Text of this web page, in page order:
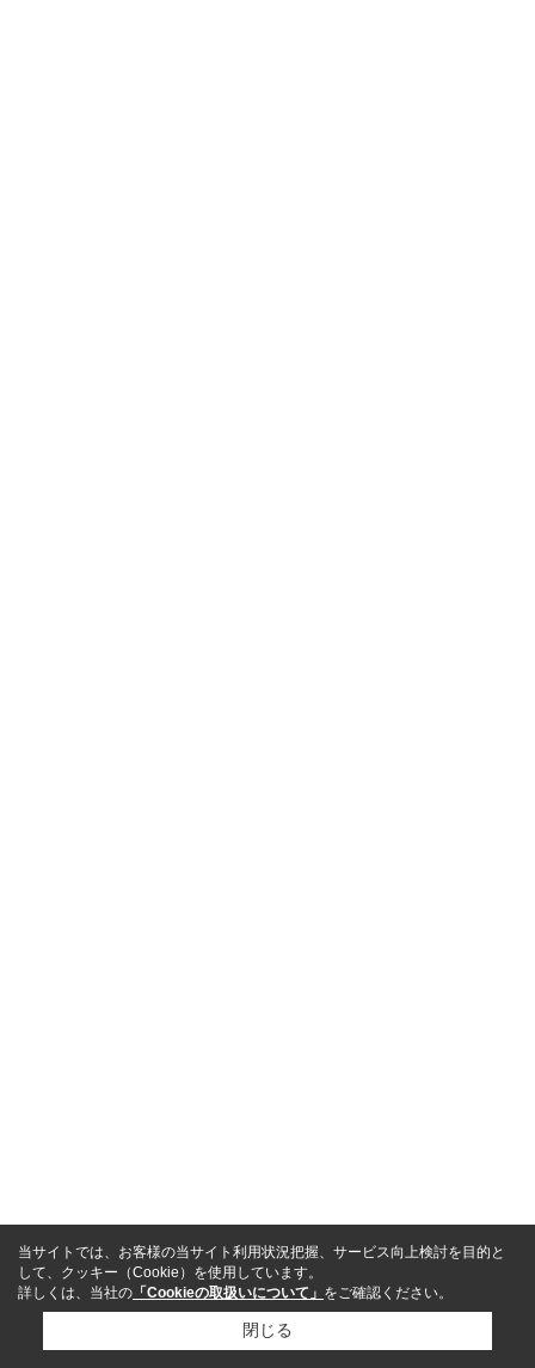
当サイトでは、お客様の当サイト利用状況把握、サービス向上検討を目的と
して、クッキー（Cookie）を使用しています。
詳しくは、当社の 「Cookieの取扱いについて」 をご確認ください。
閉じる